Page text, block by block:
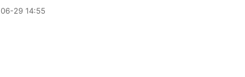
06-29 14:55